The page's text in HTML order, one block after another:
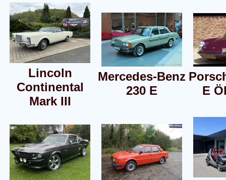
Lincoln
Continental
Mark III
Mercedes-Benz
230 E
E